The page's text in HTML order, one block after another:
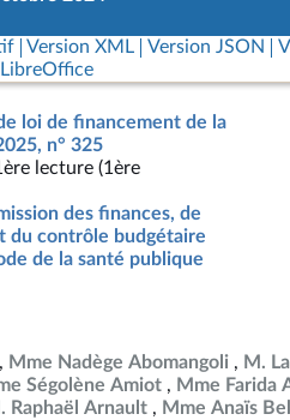
Version XML Version JSON
loi de financement de la
n° 325
lecture (1ère
des finances, de
du contrôle budgétaire
de la santé publique
Mme Nadège Abomangoli
M.
Ségolène Amiot
Mme Farida
Raphaël Arnault
Mme Anaïs